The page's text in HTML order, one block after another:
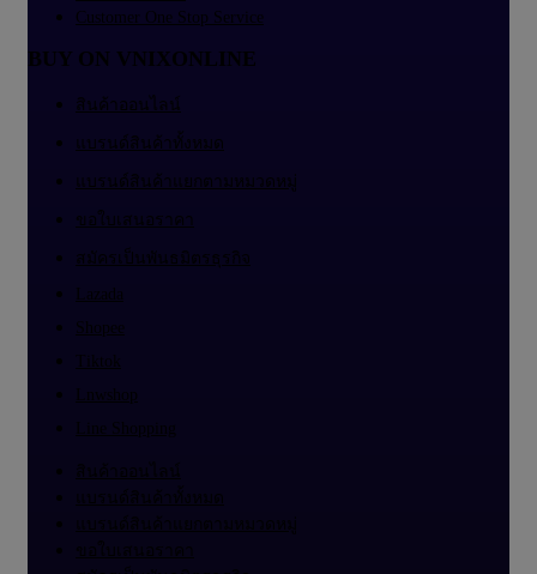
Customer One Stop Service
BUY ON VNIXONLINE
สินค้าออนไลน์
แบรนด์สินค้าทั้งหมด
แบรนด์สินค้าแยกตามหมวดหมู่
ขอใบเสนอราคา
สมัครเป็นพันธมิตรธุรกิจ
Lazada
Shopee
Tiktok
Lnwshop
Line Shopping
สินค้าออนไลน์
แบรนด์สินค้าทั้งหมด